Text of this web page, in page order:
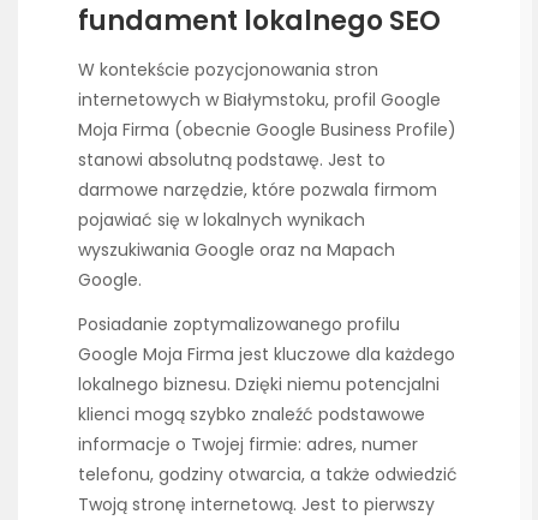
fundament lokalnego SEO
W kontekście pozycjonowania stron
internetowych w Białymstoku, profil Google
Moja Firma (obecnie Google Business Profile)
stanowi absolutną podstawę. Jest to
darmowe narzędzie, które pozwala firmom
pojawiać się w lokalnych wynikach
wyszukiwania Google oraz na Mapach
Google.
Posiadanie zoptymalizowanego profilu
Google Moja Firma jest kluczowe dla każdego
lokalnego biznesu. Dzięki niemu potencjalni
klienci mogą szybko znaleźć podstawowe
informacje o Twojej firmie: adres, numer
telefonu, godziny otwarcia, a także odwiedzić
Twoją stronę internetową. Jest to pierwszy